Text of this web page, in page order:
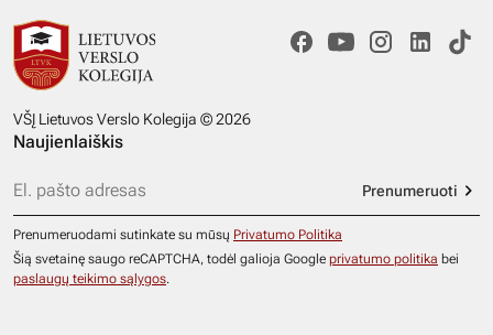
VŠĮ Lietuvos Verslo Kolegija © 2026
Naujienlaiškis
Prenumeruoti
Prenumeruodami sutinkate su mūsų Privatumo Politika
Šią svetainę saugo reCAPTCHA, todėl galioja Google privatumo politika bei
paslaugų teikimo sąlygos.